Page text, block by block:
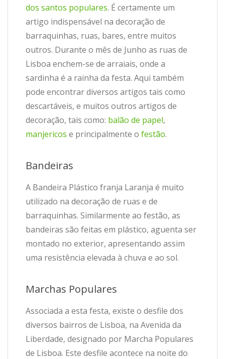
dos santos populares. É certamente um
artigo indispensável na decoração de
barraquinhas, ruas, bares, entre muitos
outros. Durante o mês de Junho as ruas de
Lisboa enchem-se de arraiais, onde a
sardinha é a rainha da festa. Aqui também
pode encontrar diversos artigos tais como
descartáveis, e muitos outros artigos de
decoração, tais como: balão de papel,
manjericos e principalmente o festão.
Bandeiras
A Bandeira Plástico franja Laranja é muito
utilizado na decoração de ruas e de
barraquinhas. Similarmente ao festão, as
bandeiras são feitas em plástico, aguenta ser
montado no exterior, apresentando assim
uma resistência elevada à chuva e ao sol.
Marchas Populares
Associada a esta festa, existe o desfile dos
diversos bairros de Lisboa, na Avenida da
Liberdade, designado por Marcha Populares
de Lisboa. Este desfile acontece na noite do